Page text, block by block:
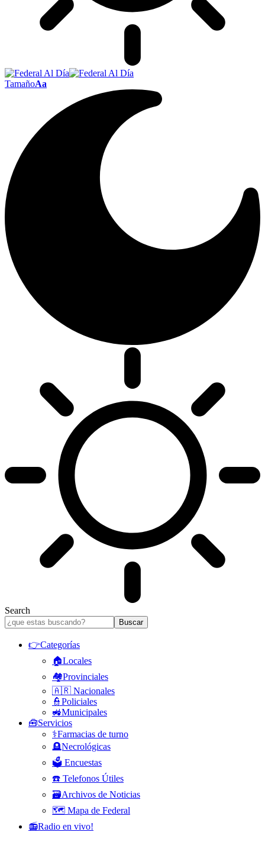
TamañoAa
Search
👉Categorías
🏠Locales
🏘️Provinciales
🇦🇷 Nacionales
👮Policiales
🚜Municipales
🧰Servicios
⚕️Farmacias de turno
🪦Necrológicas
🗳️ Encuestas
☎️ Telefonos Útiles
🗃️Archivos de Noticias
🗺️ Mapa de Federal
📻Radio en vivo!